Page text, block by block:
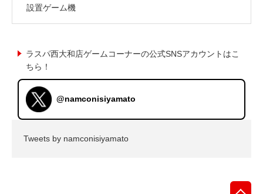
設置ゲーム機
ラスパ西大和店ゲームコーナーの公式SNSアカウントはこ
ちら！
@namconisiyamato
Tweets by namconisiyamato